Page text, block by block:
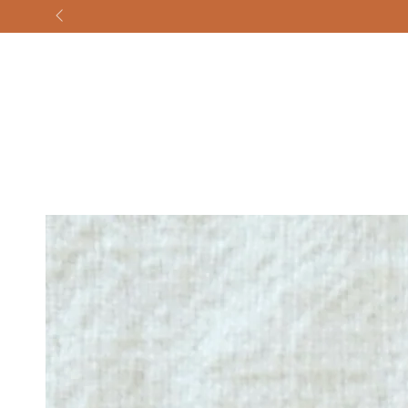
GA NAAR
CONTENT
GA NAAR